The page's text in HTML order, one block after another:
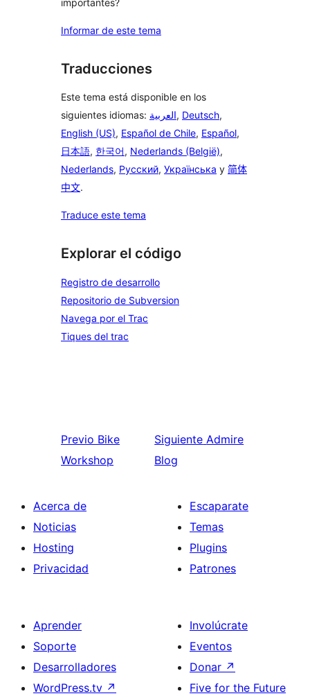
Informar de este tema
Traducciones
Este tema está disponible en los
siguientes idiomas: العربية, Deutsch,
English (US), Español de Chile, Español,
日本語, 한국어, Nederlands (België),
Nederlands, Русский, Українська y 简体
中文.
Traduce este tema
Explorar el código
Registro de desarrollo
Repositorio de Subversion
Navega por el Trac
Tiques del trac
Previo Bike
Workshop
Siguiente Admire
Blog
Acerca de
Noticias
Hosting
Privacidad
Escaparate
Temas
Plugins
Patrones
Aprender
Soporte
Desarrolladores
WordPress.tv ↗
Involúcrate
Eventos
Donar ↗
Five for the Future